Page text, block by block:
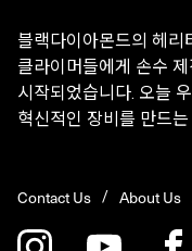
블랙다이아몬드의 헤리
클라이머들에게 손수
시작되었습니다. 오늘
혁신적인 장비를 만드
Contact Us About Us